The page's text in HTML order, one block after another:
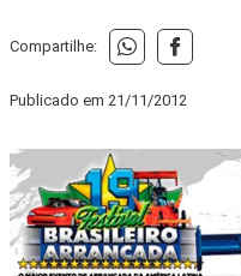
Compartilhe:
Publicado em 21/11/2012